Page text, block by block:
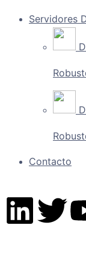
Servidores
Contacto